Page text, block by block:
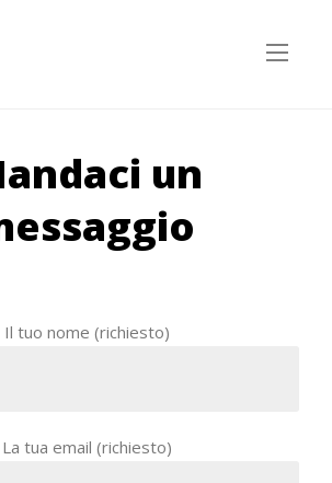
un
Il tuo nome (richiesto)
La tua email (richiesto)